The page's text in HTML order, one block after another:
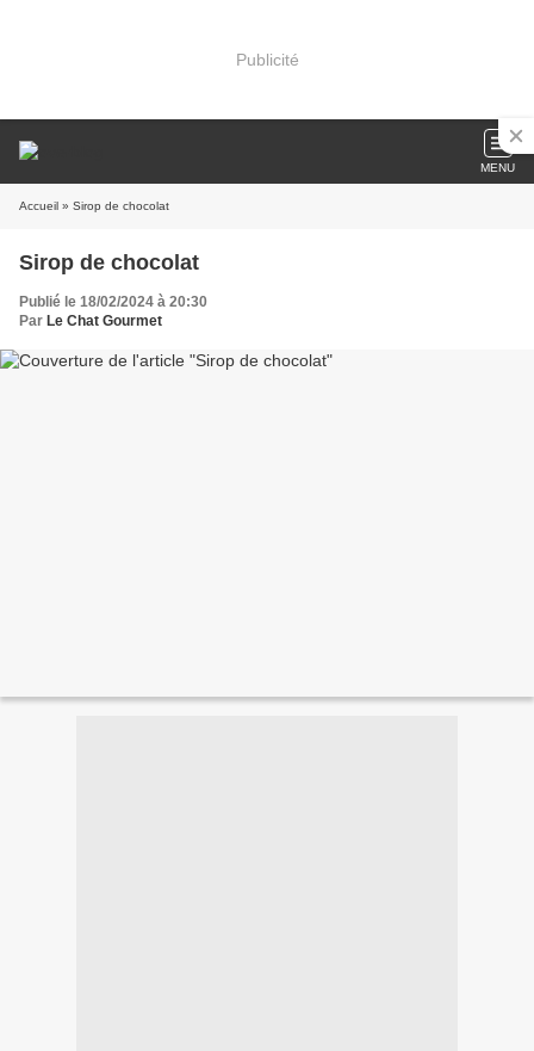
Publicité
MENU
Accueil » Sirop de chocolat
Sirop de chocolat
Publié le 18/02/2024 à 20:30
Par Le Chat Gourmet